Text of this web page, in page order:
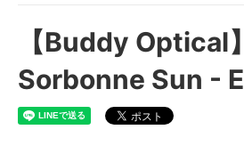
【Buddy Optical】
Sorbonne Sun -